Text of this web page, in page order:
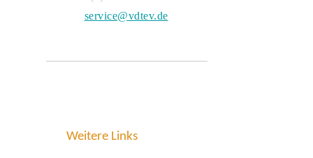
service@vdtev.de
Weitere Links